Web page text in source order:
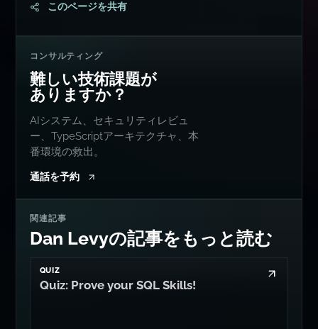
このページを共有
コンサルティング
難しい技術課題が
ありますか？
AIシステム、セキュリティレビュ
ー、TypeScriptアーキテクチャ、本
番環境の救出。
通話を予約
関連記事
Dan Levyの記事をもっと読む
QUIZ
Quiz: Prove your SQL Skills!